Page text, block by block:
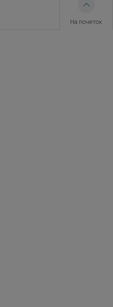
На почеток